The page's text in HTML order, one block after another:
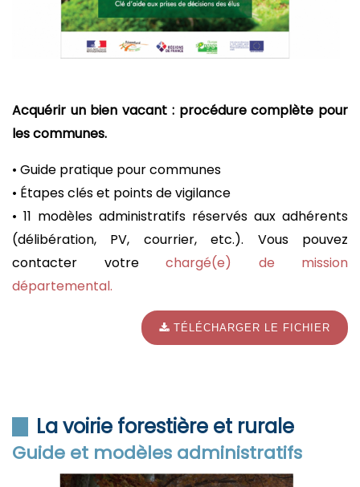
Acquérir un bien vacant : procédure complète pour
les communes.
• Guide pratique pour communes
• Étapes clés et points de vigilance
• 11 modèles administratifs réservés aux adhérents
(délibération, PV, courrier, etc.). Vous pouvez
contacter votre chargé(e) de mission
départemental.
TÉLÉCHARGER LE FICHIER
La voirie forestière et rurale
Guide et modèles administratifs